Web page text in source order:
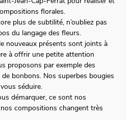
florales.
plus de subtilité, n’oubliez pas
du langage des fleurs.
nouveaux présents sont joints à
à offrir une petite attention
proposons par exemple des
bonbons. Nos superbes bougies
séduire.
démarquer, ce sont nos
compositions changent très